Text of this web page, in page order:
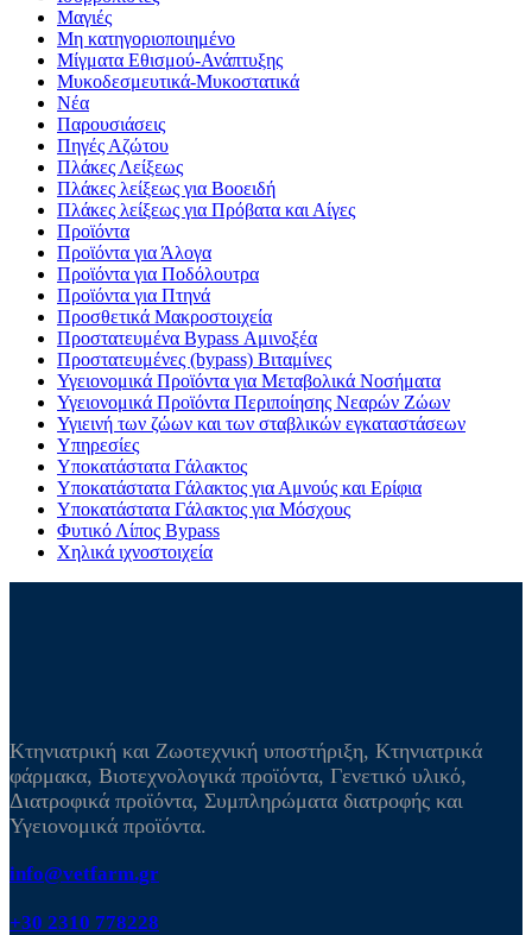
Μαγιές
Μη κατηγοριοποιημένο
Μίγματα Εθισμού-Ανάπτυξης
Μυκοδεσμευτικά-Μυκοστατικά
Νέα
Παρουσιάσεις
Πηγές Αζώτου
Πλάκες Λείξεως
Πλάκες λείξεως για Βοοειδή
Πλάκες λείξεως για Πρόβατα και Αίγες
Προϊόντα
Προϊόντα για Άλογα
Προϊόντα για Ποδόλουτρα
Προϊόντα για Πτηνά
Προσθετικά Μακροστοιχεία
Προστατευμένα Bypass Αμινοξέα
Προστατευμένες (bypass) Βιταμίνες
Υγειονομικά Προϊόντα για Μεταβολικά Νοσήματα
Υγειονομικά Προϊόντα Περιποίησης Νεαρών Ζώων
Υγιεινή των ζώων και των σταβλικών εγκαταστάσεων
Υπηρεσίες
Υποκατάστατα Γάλακτος
Υποκατάστατα Γάλακτος για Αμνούς και Ερίφια
Υποκατάστατα Γάλακτος για Μόσχους
Φυτικό Λίπος Bypass
Χηλικά ιχνοστοιχεία
Κτηνιατρική και Ζωοτεχνική υποστήριξη, Κτηνιατρικά
φάρμακα, Βιοτεχνολογικά προϊόντα, Γενετικό υλικό,
Διατροφικά προϊόντα, Συμπληρώματα διατροφής και
Υγειονομικά προϊόντα.
info@vetfarm.gr
+30 2310 778228